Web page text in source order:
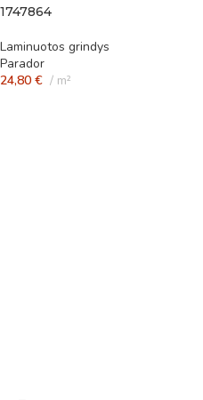
1747864
Laminuotos grindys
Parador
24,80 € m²